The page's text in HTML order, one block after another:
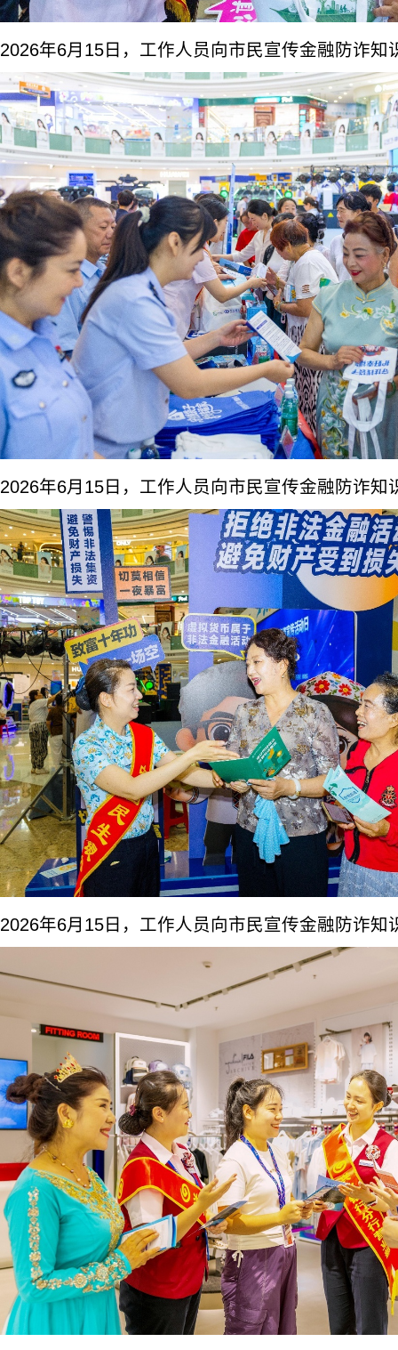
2026年6月15日，工作人员向市民宣传金融防诈知
2026年6月15日，工作人员向市民宣传金融防诈知
2026年6月15日，工作人员向市民宣传金融防诈知